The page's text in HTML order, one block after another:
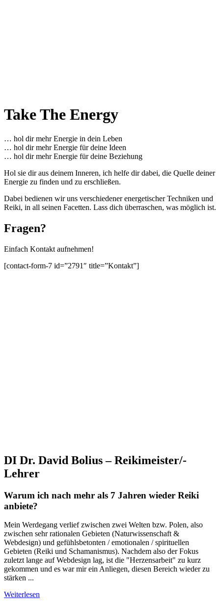
Take The Energy
… hol dir mehr Energie in dein Leben
… hol dir mehr Energie für deine Ideen
… hol dir mehr Energie für deine Beziehung
Hol sie dir aus deinem Inneren, ich helfe dir dabei, die Quelle deiner
Energie zu finden und zu erschließen.
Dabei bedienen wir uns verschiedener energetischer Techniken und
Reiki, in all seinen Facetten. Lass dich überraschen, was möglich ist.
Fragen?
Einfach Kontakt aufnehmen!
[contact-form-7 id=”2791″ title=”Kontakt”]
DI Dr. David Bolius – Reikimeister/-
Lehrer
Warum ich nach mehr als 7 Jahren wieder Reiki
anbiete?
Mein Werdegang verlief zwischen zwei Welten bzw. Polen, also
zwischen sehr rationalen Gebieten (Naturwissenschaft &
Webdesign) und gefühlsbetonten / emotionalen / spirituellen
Gebieten (Reiki und Schamanismus). Nachdem also der Fokus
zuletzt lange auf Webdesign lag, ist die "Herzensarbeit" zu kurz
gekommen und es war mir ein Anliegen, diesen Bereich wieder zu
stärken ...
Weiterlesen